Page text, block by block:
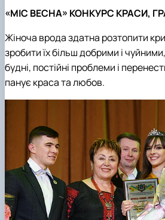
«МІС ВЕСНА» КОНКУРС КРАСИ,
Жіноча врода здатна розтопити
зробити їх більш добрими і
будні, постійні проблеми і
панує краса та любов.